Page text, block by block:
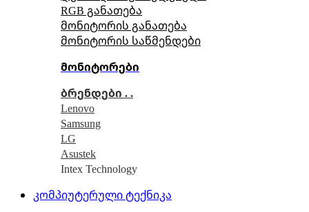
RGB განათება
მონიტორის განათება
მონიტორის საწმენდები
მონიტორები
ბრენდები . .
Lenovo
Samsung
LG
Asustek
Intex Technology
კომპიუტერული ტექნიკა